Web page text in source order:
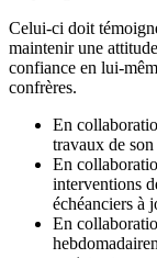
Celui-ci doit
maintenir une
confiance en lui-
confrères.
En
travaux de
En
interventions
échéanciers à
En